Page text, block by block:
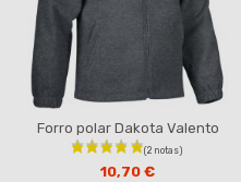
Forro polar Dakota Valento
10,70 €